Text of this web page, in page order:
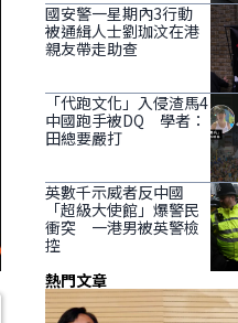
國安警一星期內3行動
被通緝人士劉珈汶在港
親友帶走助查
「代跑文化」入侵渣馬4
中國跑手被DQ 學者：
田總要嚴打
英數千示威者反中國
「超級大使館」爆警民
衝突 一港男被英警檢
控
熱門文章